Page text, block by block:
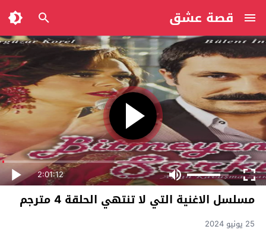
قصة عشق
2:01:12
مسلسل الاغنية التي لا تنتهي الحلقة 4 مترجم
25 يونيو 2024